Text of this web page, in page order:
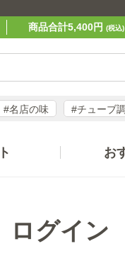
商品合計5,400円 (税込)
#名店の味 #チューブ
お
ログイン